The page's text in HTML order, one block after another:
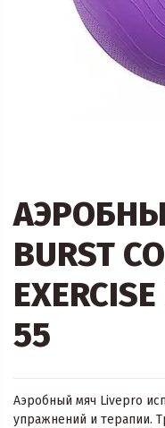
BURST
55
Аэробный мяч Livepro
упражнений и терапии.